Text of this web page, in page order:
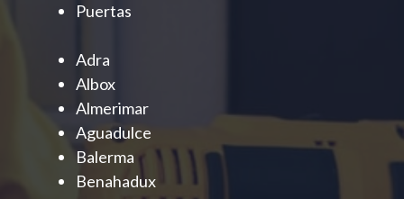
Puertas
Adra
Albox
Almerimar
Aguadulce
Balerma
Benahadux